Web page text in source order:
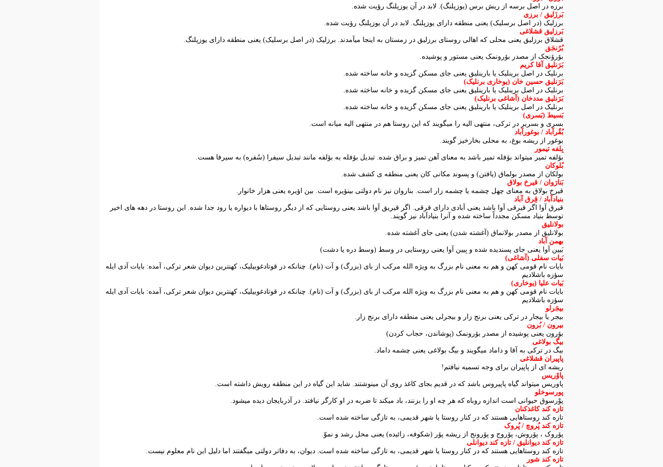
برزه در اصل برسه از ریش برس (یوزپلنگ). لابد در آن یوزپلنگ رؤیت شده.
بَرزَلیق / برزی
برزلیک (در اصل برسلیک) یعنی منطقه دارای یوزپلنگ. لابد در آن یوزپلنگ رؤیت شده.
بَرزلیق قشلاغی
قشلاق برزلیق یعنی محلی که اهالی روستای برزلیق در زمستان به اینجا میآمدند. برزلیک (در اصل برسلیک) یعنی منطقه دارای یوزپلنگ.
بُرُنجَق
بۆرۆنجک از مصدر بۆرونمک یعنی مستور و پوشیده.
بَرَنلیق آقا کریم
برنلیک در اصل برینلیک یا بارینلیق یعنی جای مسکن گزیده و خانه ساخته شده.
بَرَنلیق حسین خان (یوخاری برنلیک)
برنلیک در اصل برینلیک یا بارینلیق یعنی جای مسکن گزیده و خانه ساخته شده.
بَرَنلیق مددخان (آشاغی برنلیک)
برنلیک در اصل برینلیک یا بارینلیق یعنی جای مسکن گزیده و خانه ساخته شده.
بَسیط (بَسری)
بسری و بسریر در ترکی، منتهی الیه را میگویند که این روستا هم در منتهی الیه میانه است.
بُقُرآباد / بوغورآباد
بوغور از ریشه بوغ، به محلی بخارخیز گویند.
بِلفه تیمور
بۆلفه تمیر میتواند بۆفله تمیر باشد به معنای آهن تمیز و براق شده. تبدیل بۆفله به بۆلفه مانند تبدیل سیفرا (سُفره) به سیرفا هست.
بُلوکان
بولکان از مصدر بولماق (یافتن) و پسوند مکانی کان یعنی منطقه ی کشف شده.
بَنارَوان / قیرخ بولاق
قیرخ بولاق به معنای چهل چشمه یا چشمه زار است. بناروان نیز نام دولتی بینؤیره است. بین اؤیره یعنی هزار خانوار.
بنیادآباد / قِرق آباد
قیرق آوا اگر قیرقی آوا باشد یعنی آبادی دارای قرقی. اگر قیریق آوا باشد یعنی روستایی که از دیگر روستاها با دیواره یا رود جدا شده. این روستا در دهه های اخیر
توسط بنیاد مسکن مجدداً ساخته شده و آنرا بنیادآباد نیز گویند.
بولانلیق
بولانلیق از مصدر بولانماق (آغشته شدن) یعنی جای آغشته شده.
بهمن آباد
بَیین آوا یعنی جای پسندیده شده و بِیین آوا یعنی روستایی در وسط (وسط دره یا دشت)
بَیات سفلی (آشاغی)
بایات نام قومی کهن و هم به معنی نام بزرگ به ویژه الله مرکب از بای (بزرگ) و آت (نام). چنانکه در قوتادغوبیلیک، کهنترین دیوان شعر ترکی، آمده: بایات آدی ایله
سؤزه باشلادیم
بَیات علیا (یوخاری)
بایات نام قومی کهن و هم به معنی نام بزرگ به ویژه الله مرکب از بای (بزرگ) و آت (نام). چنانکه در قوتادغوبیلیک، کهنترین دیوان شعر ترکی، آمده: بایات آدی ایله
سؤزه باشلادیم
بیجَرلو
بیجر یا بیجار در ترکی یعنی برنج زار و بیجرلی یعنی منطقه دارای برنج زار.
بیرون / بُرون
بۆرون یعنی پوشیده از مصدر بۆرونمک (پوشاندن، حجاب کردن)
بیگ بولاغی
بیگ در ترکی به آقا و داماد میگویند و بیگ بولاغی یعنی چشمه داماد.
پاپیران قشلاغی
ریشه ای از پاپیران برای وجه تسمیه نیافتم!
پاوْریس
پاوریس میتواند گیاه پاپیروس باشد که در قدیم بجای کاغذ روی آن مینوشتند. شاید این گیاه در این منطقه رویش داشته است.
پورسوخلو
پوْرسوق حیوانی است اندازه روباه که هر چه او را بزنند، باد میکند تا ضربه در او کارگر نیافتد. در آذربایجان دیده میشود.
تازه کند کاغذکنان
تازه کند روستاهایی هستند که در کنار روستا یا شهر قدیمی، به تازگی ساخته شده است.
تازه کند پُروچ / پُروک
پۆروک ، پۆروش، پۆروج و پۆرونج از ریشه پۆر (شکوفه، زائیده) یعنی محل رشد و نموّ.
تازه کند دیوانلیق / تازه کند دیوانلی
تازه کند روستاهایی هستند که در کنار روستا یا شهر قدیمی، به تازگی ساخته شده است. دیوان، به دفاتر دولتی میگفتند اما دلیل این نام معلوم نیست.
تازه کند شور